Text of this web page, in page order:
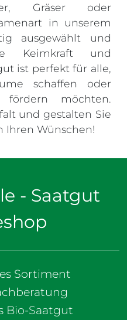
Gräser oder
in unserem
ausgewählt und
Keimkraft und
ist perfekt für alle,
schaffen oder
fördern möchten.
und gestalten Sie
Ihren Wünschen!
- Saatgut
Sortiment
Bio-Saatgut